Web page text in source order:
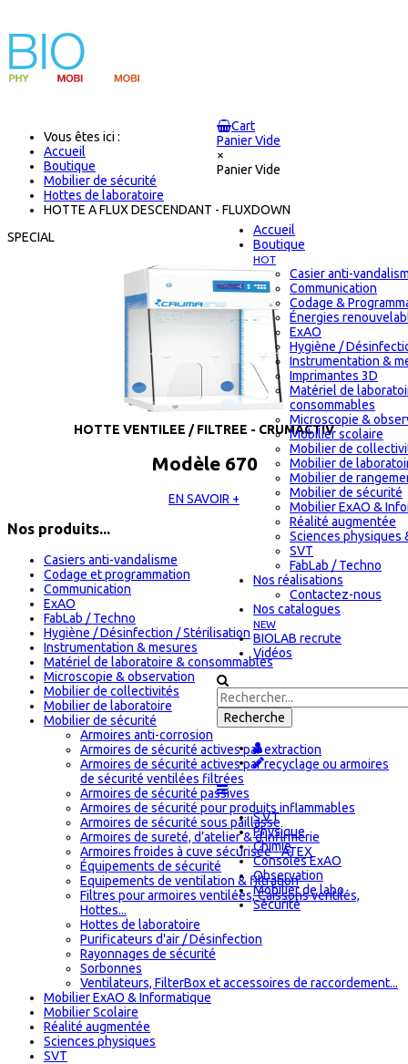
Cart
Panier Vide
×
Panier Vide
Accueil
Boutique
HOT
Casier anti-
Communication
Codage &
Énergies
ExAO
Hygiène /
Instrumentation &
Imprimantes 3D
Matériel de
consommables
Microscopie &
Mobilier scolaire
Mobilier de
Mobilier de
Mobilier de
Mobilier de sécurité
Mobilier ExAO &
Réalité augmentée
Sciences physiques
SVT
FabLab / Techno
Nos réalisations
Contactez-nous
Nos catalogues
NEW
BIOLAB recrute
Vidéos
S.V.T
Physique
Chimie
Consoles ExAO
Observation
Mobilier de labo
Sécurité
Vous êtes ici :
Accueil
Boutique
Mobilier de sécurité
Hottes de laboratoire
HOTTE A FLUX DESCENDANT - FLUXDOWN
SPECIAL
HOTTE VENTILEE / FILTREE - CRUMACTIV
Modèle 670
EN SAVOIR +
Nos produits...
Casiers anti-vandalisme
Codage et programmation
Communication
ExAO
FabLab / Techno
Hygiène / Désinfection / Stérilisation
Instrumentation & mesures
Matériel de laboratoire & consommables
Microscopie & observation
Mobilier de collectivités
Mobilier de laboratoire
Mobilier de sécurité
Armoires anti-corrosion
Armoires de sécurité actives par extraction
Armoires de sécurité actives par recyclage ou armoires
de sécurité ventilées filtrées
Armoires de sécurité passives
Armoires de sécurité pour produits inflammables
Armoires de sécurité sous paillasse
Armoires de sureté, d’atelier & d'infirmerie
Armoires froides à cuve sécurisée - ATEX
Équipements de sécurité
Equipements de ventilation & filtration
Filtres pour armoires ventilées, Caissons ventilés,
Hottes...
Hottes de laboratoire
Purificateurs d'air / Désinfection
Rayonnages de sécurité
Sorbonnes
Ventilateurs, FilterBox et accessoires de raccordement...
Mobilier ExAO & Informatique
Mobilier Scolaire
Réalité augmentée
Sciences physiques
SVT